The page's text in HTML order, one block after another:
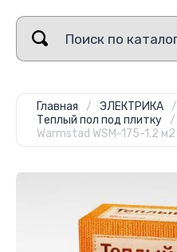
Главная / ЭЛЕКТРИКА /
Теплый пол под плитку
/
Warmstad WSM-175-1.2 м2